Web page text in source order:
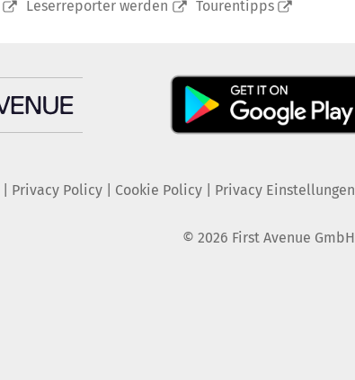
Leserreporter werden Tourentipps
Privacy Policy| Cookie Policy| Privacy Einstellungen
© 2026 First Avenue GmbH